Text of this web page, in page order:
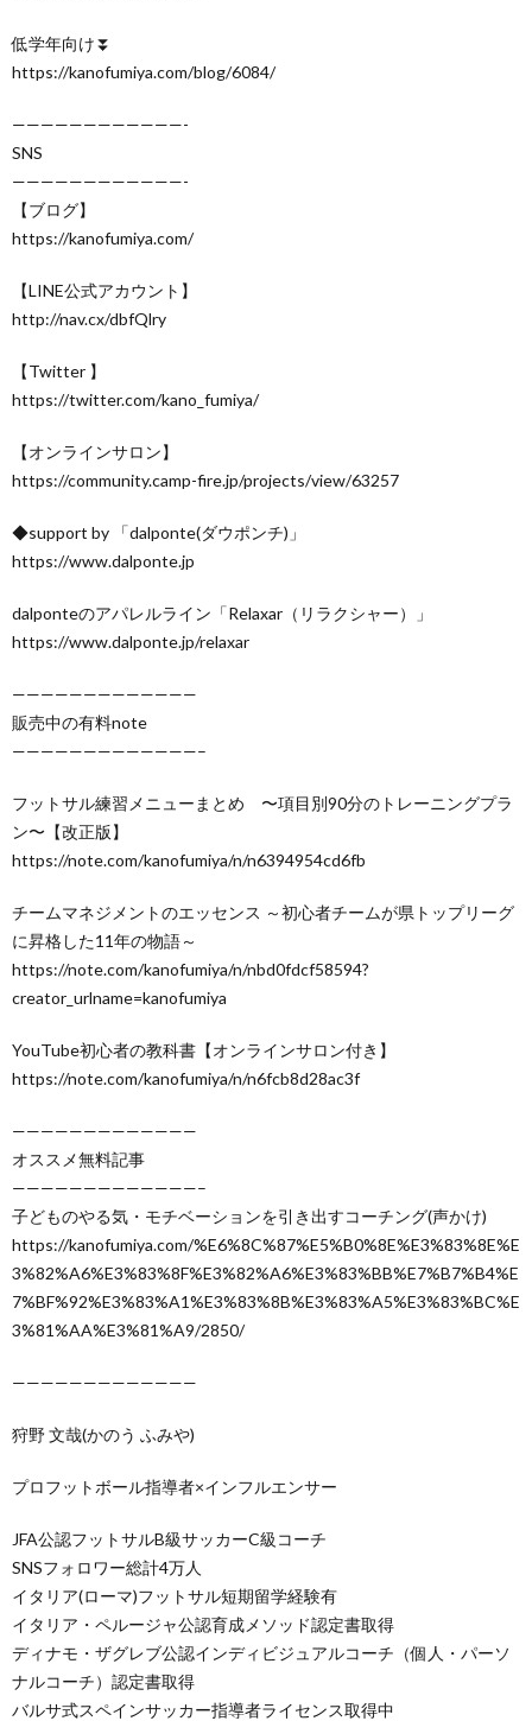
低学年向け⏬
https://kanofumiya.com/blog/6084/
————————————-
SNS
————————————-
【ブログ】
https://kanofumiya.com/
【LINE公式アカウント】
http://nav.cx/dbfQlry
【Twitter 】
https://twitter.com/kano_fumiya/
【オンラインサロン】
https://community.camp-fire.jp/projects/view/63257
◆support by 「dalponte(ダウポンチ)」
https://www.dalponte.jp
dalponteのアパレルライン「Relaxar（リラクシャー）」
https://www.dalponte.jp/relaxar
—————————————
販売中の有料note
—————————————–
フットサル練習メニューまとめ 〜項目別90分のトレーニングプラ
ン〜【改正版】
https://note.com/kanofumiya/n/n6394954cd6fb
‪チームマネジメントのエッセンス ～初心者チームが県トップリーグ
に昇格した11年の物語～‬
https://note.com/kanofumiya/n/nbd0fdcf58594?
creator_urlname=kanofumiya
YouTube初心者の教科書【オンラインサロン付き】
https://note.com/kanofumiya/n/n6fcb8d28ac3f
—————————————
オススメ無料記事
—————————————–
‪子どものやる気・モチベーションを引き出すコーチング(声かけ) ‬
‪https://kanofumiya.com/%E6%8C%87%E5%B0%8E%E3%83%8E%E
3%82%A6%E3%83%8F%E3%82%A6%E3%83%BB%E7%B7%B4%E
7%BF%92%E3%83%A1%E3%83%8B%E3%83%A5%E3%83%BC%E
3%81%AA%E3%81%A9/2850/‬
—————————————
狩野 文哉(かのう ふみや)
プロフットボール指導者×インフルエンサー
JFA公認フットサルB級サッカーC級コーチ
SNSフォロワー総計4万人
イタリア(ローマ)フットサル短期留学経験有
イタリア・ペルージャ公認育成メソッド認定書取得
ディナモ・ザグレブ公認インディビジュアルコーチ（個人・パーソ
ナルコーチ）認定書取得
バルサ式スペインサッカー指導者ライセンス取得中